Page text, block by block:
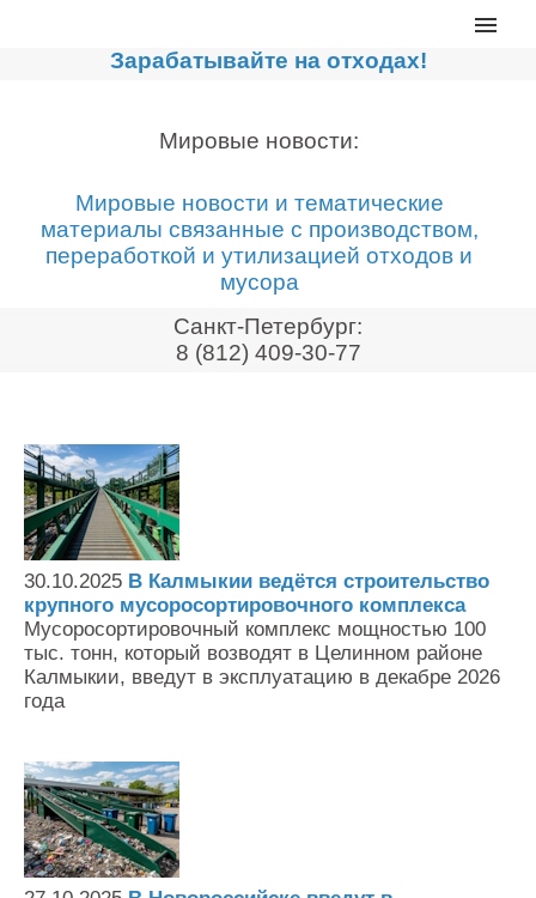
Главная
Сортировочные линии
Дробильное оборудование
Компакторы, контейнеры
Реализованные проекты
Видео
Мировые новости
О нас
Контакты
Оставить заявку
Зарабатывайте на отходах!
Мировые новости:
Мировые новости и тематические
материалы связанные с производством,
переработкой и утилизацией отходов и
мусора
Санкт-Петербург:
8 (812) 409-30-77
30.10.2025 В Калмыкии ведётся строительство
крупного мусоросортировочного комплекса
Мусоросортировочный комплекс мощностью 100
тыс. тонн, который возводят в Целинном районе
Калмыкии, введут в эксплуатацию в декабре 2026
года